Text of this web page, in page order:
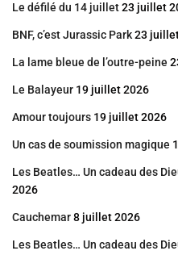
Le défilé du 14 juillet23 juillet
BNF, c’est Jurassic Park23
La lame bleue de l’outre-peine
Le Balayeur 19 juillet 2026
Amour toujours 19 juillet 2026
Un cas de soumission magique
Les Beatles… Un cadeau des
2026
Cauchemar8 juillet 2026
Les Beatles… Un cadeau des